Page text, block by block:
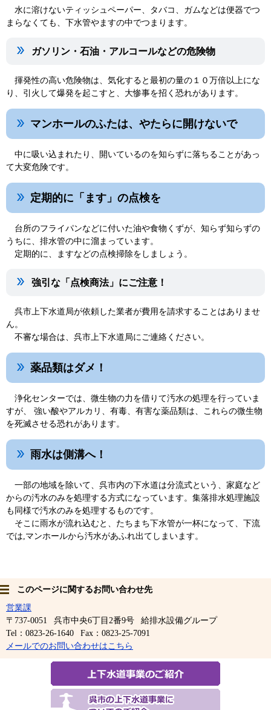
水に溶けないティッシュペーパー、タバコ、ガムなどは便器でつ
まらなくても、下水管やますの中でつまります。
ガソリン・石油・アルコールなどの危険物
揮発性の高い危険物は、気化すると最初の量の１０万倍以上にな
り、引火して爆発を起こすと、大惨事を招く恐れがあります。
マンホールのふたは、やたらに開けないで
中に吸い込まれたり、開いているのを知らずに落ちることがあっ
て大変危険です。
定期的に「ます」の点検を
台所のフライパンなどに付いた油や食物くずが、知らず知らずの
うちに、排水管の中に溜まっています。
定期的に、ますなどの点検掃除をしましょう。
強引な「点検商法」にご注意！
呉市上下水道局が依頼した業者が費用を請求することはありませ
ん。
不審な場合は、呉市上下水道局にご連絡ください。
薬品類はダメ！
浄化センターでは、微生物の力を借りて汚水の処理を行っていま
すが、 強い酸やアルカリ、有毒、有害な薬品類は、これらの微生物
を死滅させる恐れがあります。
雨水は側溝へ！
一部の地域を除いて、呉市内の下水道は分流式という、家庭など
からの汚水のみを処理する方式になっています。集落排水処理施設
も同様で汚水のみを処理するものです。
そこに雨水が流れ込むと、たちまち下水管が一杯になって、下流
では,マンホールから汚水があふれ出てしまいます。
このページに関するお問い合わせ先
営業課
〒737-0051
呉市中央6丁目2番9号
給排水設備グループ
Tel：0823-26-1640
Fax：0823-25-7091
メールでのお問い合わせはこちら